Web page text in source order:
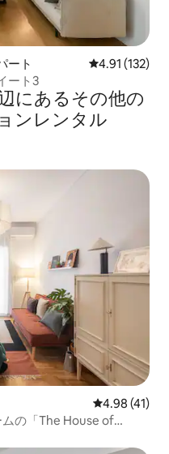
ート レビュー132
4.91 (132)
ート3
に⁠あ⁠るそ⁠の⁠他⁠の
ン⁠レ⁠ン⁠タ⁠ル
レビュー41
4.98 (41)
の「The House of